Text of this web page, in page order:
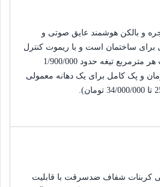
و بالکن هوشمند عایق صوتی و
برای ساختمان است و با ریموت کنترل
مترمربع تیغه حدود 1/900/000
و پک کامل برای یک دهانه معمولی
تا 34/000/000 تومان).
کربنات شفاف ضدسرقت با قابلیت